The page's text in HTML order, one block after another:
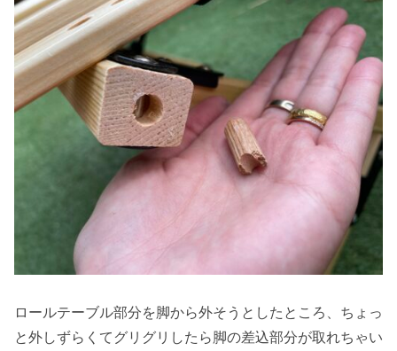
ロールテーブル部分を脚から外そうとしたところ、ちょっ
と外しずらくてグリグリしたら脚の差込部分が取れちゃい